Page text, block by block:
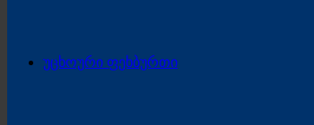
უცხოური ფეხბურთი